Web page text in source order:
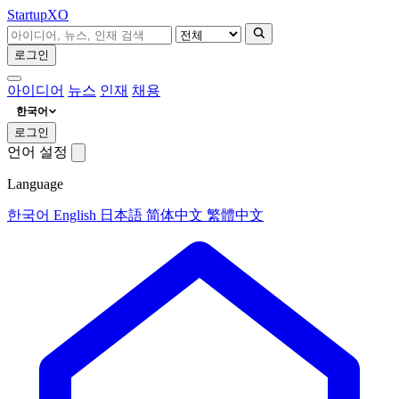
StartupXO
로그인
아이디어 뉴스 인재 채용
한국어
로그인
언어 설정
Language
한국어 English 日本語 简体中文 繁體中文